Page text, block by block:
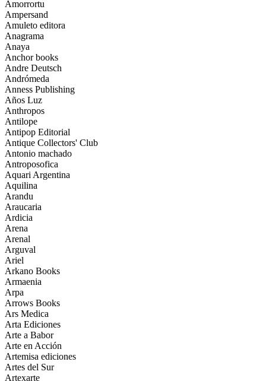
Amorrortu
Ampersand
Amuleto editora
Anagrama
Anaya
Anchor books
Andre Deutsch
Andrómeda
Anness Publishing
Años Luz
Anthropos
Antilope
Antipop Editorial
Antique Collectors' Club
Antonio machado
Antroposofica
Aquari Argentina
Aquilina
Arandu
Araucaria
Ardicia
Arena
Arenal
Arguval
Ariel
Arkano Books
Armaenia
Arpa
Arrows Books
Ars Medica
Arta Ediciones
Arte a Babor
Arte en Acción
Artemisa ediciones
Artes del Sur
Artexarte